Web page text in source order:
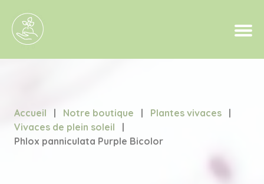
Accueil | Notre boutique | Plantes vivaces
|
Vivaces de plein soleil
|
Phlox panniculata Purple Bicolor